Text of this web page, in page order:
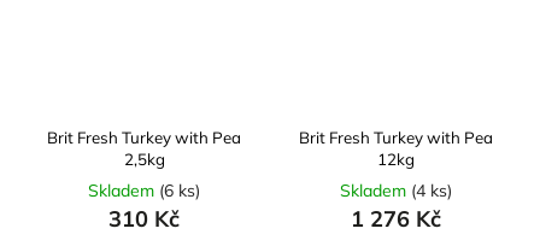
Brit Fresh Turkey with Pea
2,5kg
Skladem (6 ks)
310 Kč
Brit Fresh Turkey with Pea
12kg
Skladem (4 ks)
1 276 Kč